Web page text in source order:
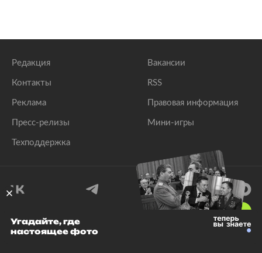
Редакция
Контакты
Реклама
Пресс-релизы
Техподдержка
Вакансии
RSS
Правовая информация
Мини-игры
© 1999–2026 Все права защищены.
Угадайте, где
настоящее фото